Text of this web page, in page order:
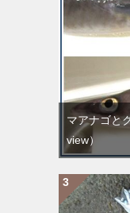
マアナゴと
view）